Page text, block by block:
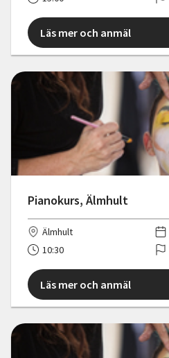
Läs mer och anmäl
Pianokurs, Älmhult
Älmhult
10:30
Läs mer och anmäl